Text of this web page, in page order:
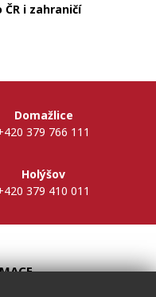
ČR i zahraničí
Domažlice
379 766 111
Holýšov
379 410 011